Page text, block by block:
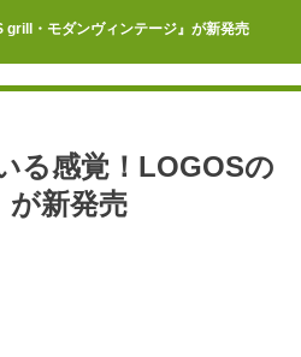
grill・モダンヴィンテージ』が新発売
る感覚！LOGOSの
新発売